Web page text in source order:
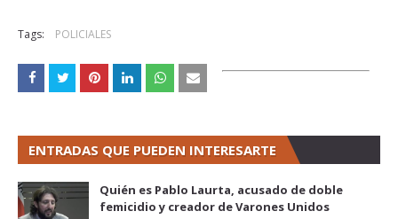
Tags: POLICIALES
ENTRADAS QUE PUEDEN INTERESARTE
Quién es Pablo Laurta, acusado de doble
femicidio y creador de Varones Unidos